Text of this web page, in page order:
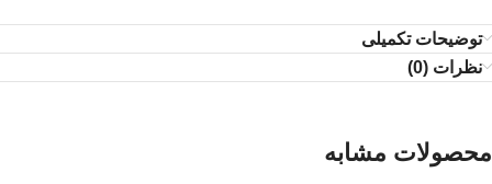
توضیحات تکمیلی
نظرات (0)
محصولات مشابه